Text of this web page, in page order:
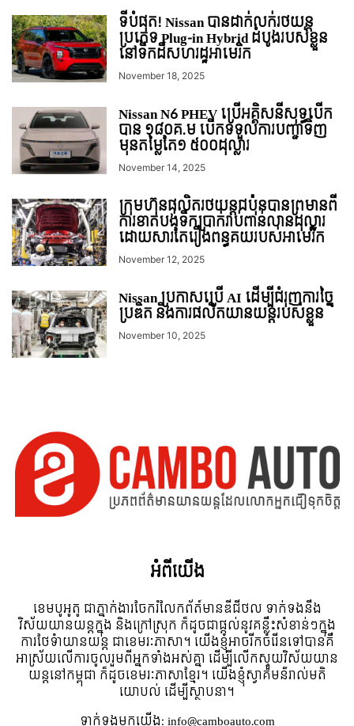
ទីបំផុត! Nissan បានដាក់លក់រថយន្ដ
ប្រភេទ Plug-in Hybrid ដំបូង​របស់​ខ្លួន​
នៅទឹកដីសហរដ្ឋអាេមរិក
November 18, 2025
Nissan N6 PHEV ប្រើអគ្គិសនីសុទ្ធបើក
បាន ១៨០គ.ម បើកទទួលការបញ្ជាទិញ
មុនតម្លៃតែ១ ៥០០ដុល្លារ
November 14, 2025
ក្រុមហ៊ុនផលិតរថយន្តជប៉ុនបានព្រមានពី
ការខាតបង់ទឹកប្រាក់រាប់ពាន់លានដុល្លារ
ដោយសារតែរឿងពន្ធគយរបស់អាមេរិក
November 12, 2025
Nissan ប្រកាសប្រើ AI ដើម្បីជំរុញការច្នៃ
ប្រឌិត និងការផលិតយានយន្តរបស់ខ្លួន
November 10, 2025
អំពី​យើង
ខេមបូអូតូ ជាភ្នាក់ងារចែករំលែកព័ត៍មានឌីជីថល ទាក់ទងនឹង
វិស័យយានយន្តក្នុង និងក្រៅស្រុក ក៏ដូចជាផ្តល់នូវគន្លឹះសំខាន់ៗក្នុង
ការថែទំាយានយន្ត ជាខេមរៈភាសា។ យើងខ្ញុំអាចរីកចំរើនទៅបានគឺ
អាស្រ័យលើការចូលរួមពីអ្នកទាំងអស់គ្នា ដើម្បីលើកស្ទួយវិស័យយាន
យន្តនៅកម្ពុជា ក៏ដូចខេមរៈភាសាខ្មែរ។ យើងខ្ញុំស្វាគមន៌រាល់មតិ
យោបល់ ដើម្បីស្ថាបនា។